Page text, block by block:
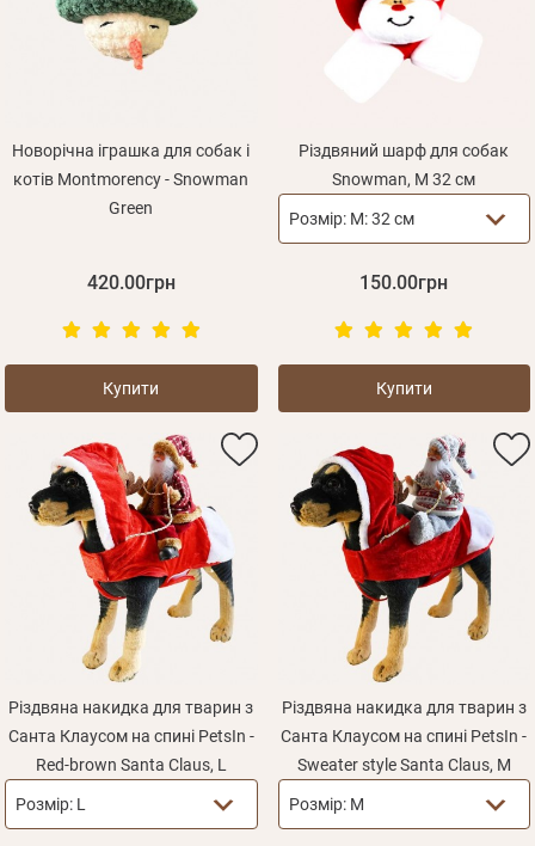
Новорічна іграшка для собак і
котів Montmorency - Snowman
Green
420.00грн
Купити
Різдвяний шарф для собак
Snowman, M 32 см
Розмір: М: 32 см
150.00грн
Купити
Різдвяна накидка для тварин з
Санта Клаусом на спині PetsIn -
Red-brown Santa Claus, L
Розмір: L
Різдвяна накидка для тварин з
Санта Клаусом на спині PetsIn -
Sweater style Santa Claus, M
Розмір: M